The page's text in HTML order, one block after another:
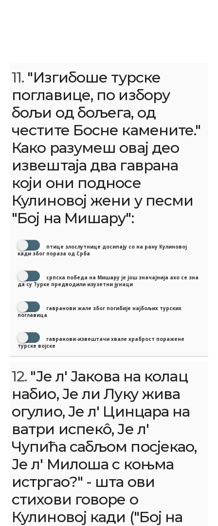
11. "Изгибоше турске
поглавице‚ по избору
бољи од бољега, од
честите Босне камените."
Како разумеш овај део
извештаја два гаврана
који они подносе
Кулиновој жени у песми
"Бој на Мишару":
птице злослутнице досипају со на рану Кулиновој
кади због пораза од Срба
српска победа на Мишару је још значајнија ако се зна
да су Турке предводили изузетни јунаци
гавранови жале због погибије најбољих турских
поглавица
гавранови-извештачи хвале храброст поражене
турске војске
12. "Је л' Јакова на колац
набио, Је ли Луку жива
огулио, Је л' Цинцара на
ватри испекô, Је л'
Чупића сабљом посјекао,
Је л' Милоша с коњма
истргао?" - шта ови
стихови говоре о
Кулиновој кади ("Бој на